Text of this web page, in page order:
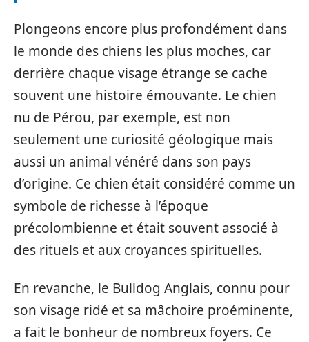
Plongeons encore plus profondément dans
le monde des chiens les plus moches, car
derrière chaque visage étrange se cache
souvent une histoire émouvante. Le chien
nu de Pérou, par exemple, est non
seulement une curiosité géologique mais
aussi un animal vénéré dans son pays
d’origine. Ce chien était considéré comme un
symbole de richesse à l’époque
précolombienne et était souvent associé à
des rituels et aux croyances spirituelles.
En revanche, le Bulldog Anglais, connu pour
son visage ridé et sa mâchoire proéminente,
a fait le bonheur de nombreux foyers. Ce